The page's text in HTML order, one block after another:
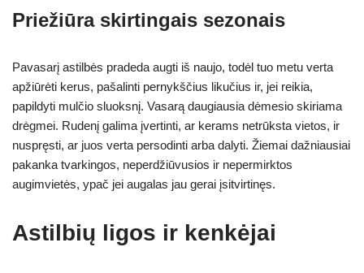
Priežiūra skirtingais sezonais
Pavasarį astilbės pradeda augti iš naujo, todėl tuo metu verta
apžiūrėti kerus, pašalinti pernykščius likučius ir, jei reikia,
papildyti mulčio sluoksnį. Vasarą daugiausia dėmesio skiriama
drėgmei. Rudenį galima įvertinti, ar kerams netrūksta vietos, ir
nuspręsti, ar juos verta persodinti arba dalyti. Žiemai dažniausiai
pakanka tvarkingos, neperdžiūvusios ir nepermirktos
augimvietės, ypač jei augalas jau gerai įsitvirtinęs.
Astilbių ligos ir kenkėjai